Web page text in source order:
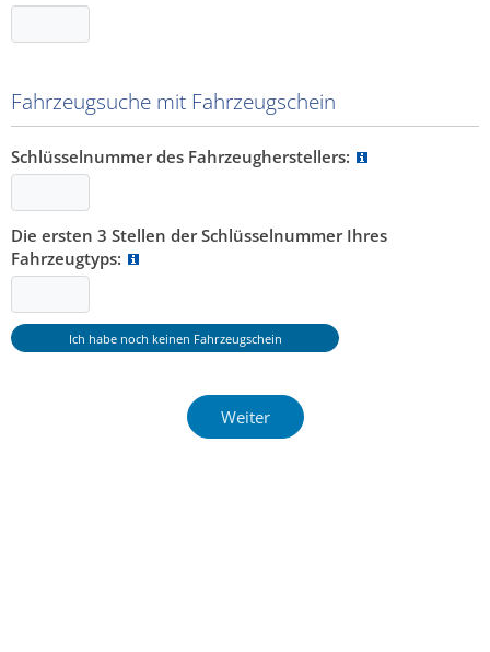
Fahrzeugsuche mit Fahrzeugschein
Schlüsselnummer des Fahrzeugherstellers:
Die ersten 3 Stellen der Schlüsselnummer Ihres
Fahrzeugtyps: